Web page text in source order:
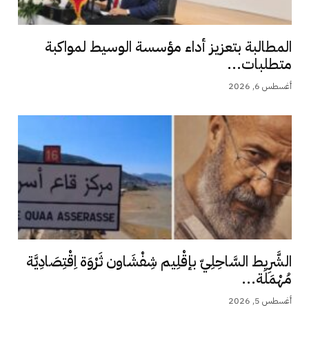
المطالبة بتعزيز أداء مؤسسة الوسيط لمواكبة
متطلبات...
أغسطس 6, 2026
الشَّرِيط السَّاحِلِيّ بإقْلِيم شِفْشَاون ثَرْوَة اِقْتِصَادِيَّة
مُهْمَلَة...
أغسطس 5, 2026